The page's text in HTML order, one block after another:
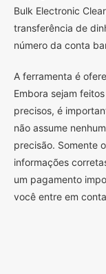
Bulk Electronic
transferência de
número da conta
A ferramenta é
Embora sejam
precisos, é
não assume
precisão. Somente
informações
um pagamento
você entre em